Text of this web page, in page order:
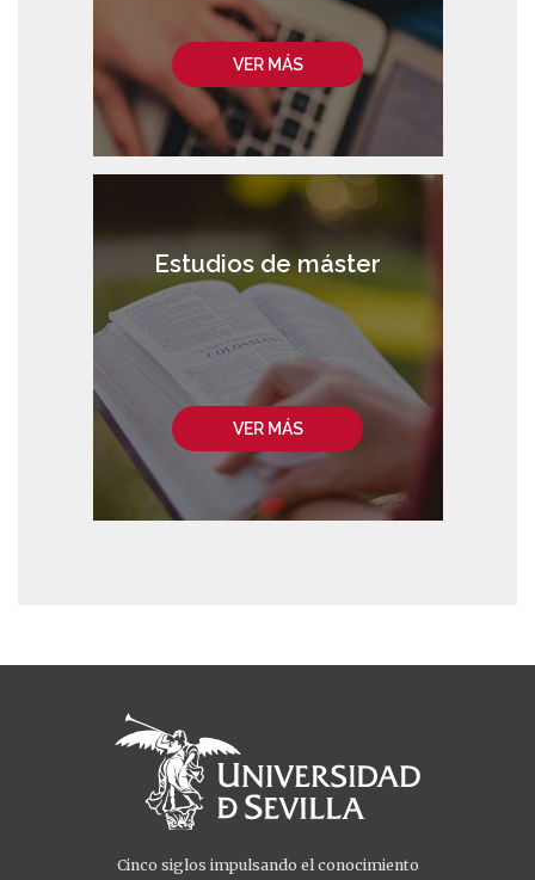
VER MÁS
VER MÁS
Estudios de máster
Cinco siglos impulsando el conocimiento